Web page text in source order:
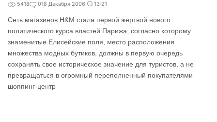
5418 018 Декабря 2006 13:21
Сеть магазинов H&M стала первой жертвой нового
политического курса властей Парижа, согласно которому
знаменитые Елисейские поля, место расположения
множества модных бутиков, должны в первую очередь
сохранять свое историческое значение для туристов, а не
превращаться в огромный переполненный покупателями
шоппинг-центр